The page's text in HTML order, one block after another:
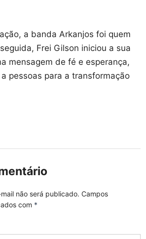
a banda Arkanjos foi quem
Frei Gilson iniciou a sua
mensagem de fé e esperança,
pessoas para a transformação
não será publicado. Campos
com *